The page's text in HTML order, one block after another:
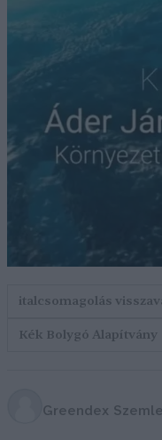
italcsomagolás
Kék Bolygó Alapítvány
Greendex Szemle